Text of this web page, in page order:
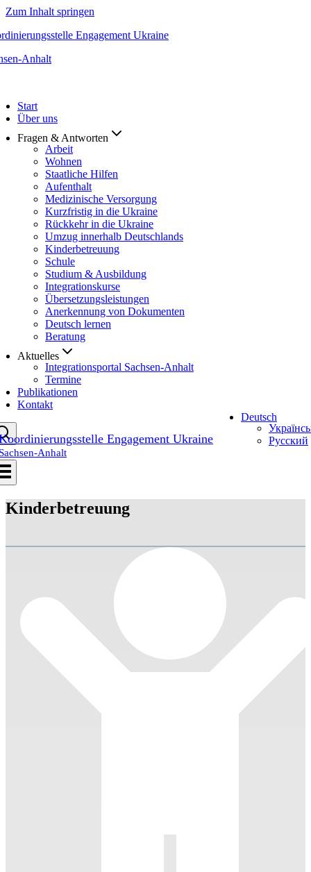
Zum Inhalt springen
Engagement Ukraine
Anhalt
Start
Über uns
Fragen & Antworten
Arbeit
Wohnen
Staatliche Hilfen
Aufenthalt
Medizinische Versorgung
Kurzfristig in die Ukraine
Rückkehr in die Ukraine
Umzug innerhalb Deutschlands
Kinderbetreuung
Schule
Studium & Ausbildung
Integrationskurse
Übersetzungsleistungen
Anerkennung von Dokumenten
Deutsch lernen
Beratung
Aktuelles
Integrationsportal Sachsen-Anhalt
Termine
Publikationen
Kontakt
Deutsch
Русский
Engagement Ukraine
Anhalt
Kinderbetreuung